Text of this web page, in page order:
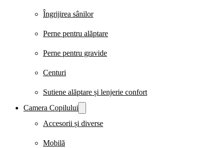
Îngrijirea sânilor
Perne pentru alăptare
Perne pentru gravide
Centuri
Sutiene alăptare și lenjerie confort
Camera Copilului
Accesorii și diverse
Mobilă